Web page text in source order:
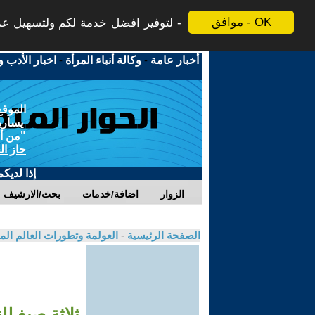
موافق - OK لتوفير افضل خدمة لكم ولتسهيل
أخبار عامة -وكالة أنباء المرأة - اخبار الأدب
"من
حاز
إذا
بحث/الارشيف اضافة/خدمات الزوار
الصفحة الرئيسية - العولمة وتطورات العالم